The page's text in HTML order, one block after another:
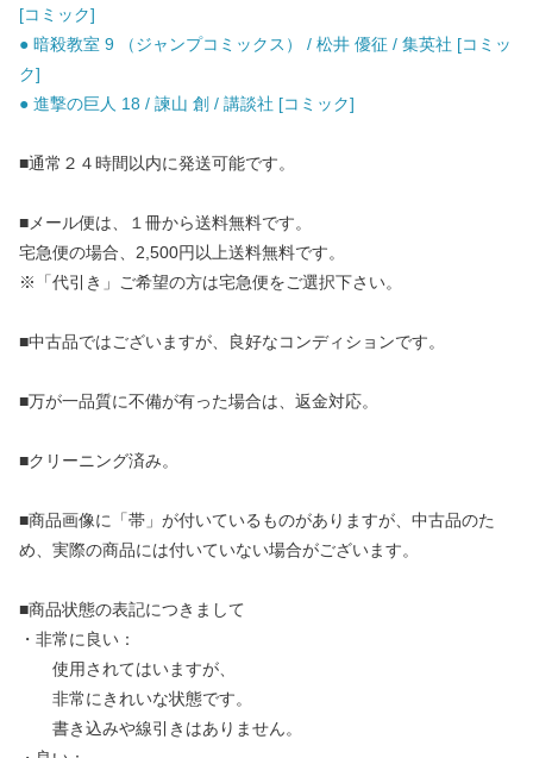
[コミック]
● 暗殺教室 9 （ジャンプコミックス） / 松井 優征 / 集英社 [コミッ
ク]
● 進撃の巨人 18 / 諫山 創 / 講談社 [コミック]
■通常２４時間以内に発送可能です。
■メール便は、１冊から送料無料です。
宅急便の場合、2,500円以上送料無料です。
※「代引き」ご希望の方は宅急便をご選択下さい。
■中古品ではございますが、良好なコンディションです。
■万が一品質に不備が有った場合は、返金対応。
■クリーニング済み。
■商品画像に「帯」が付いているものがありますが、中古品のた
め、実際の商品には付いていない場合がございます。
■商品状態の表記につきまして
・非常に良い：
使用されてはいますが、
非常にきれいな状態です。
書き込みや線引きはありません。